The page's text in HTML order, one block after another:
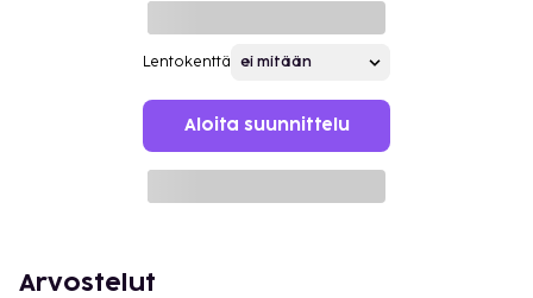
Lentokenttä
Aloita suunnittelu
Arvostelut